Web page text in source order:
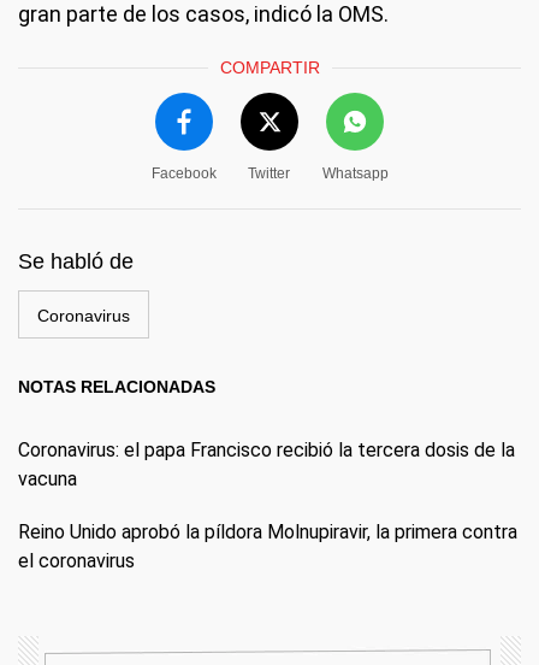
gran parte de los casos, indicó la OMS.
COMPARTIR
Facebook Twitter Whatsapp
Se habló de
Coronavirus
NOTAS RELACIONADAS
Coronavirus: el papa Francisco recibió la tercera dosis de la
vacuna
Reino Unido aprobó la píldora Molnupiravir, la primera contra
el coronavirus